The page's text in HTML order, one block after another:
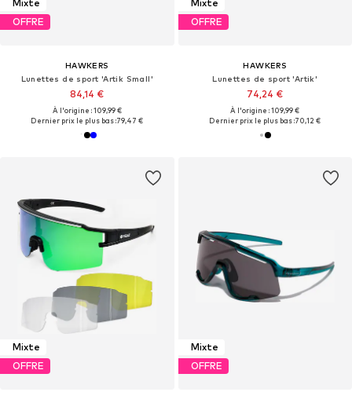
Mixte
OFFRE
HAWKERS
Lunettes de sport 'Artik Small'
84,14 €
À l'origine : 109,99 €
Dernier prix le plus bas :79,47 €
Mixte
OFFRE
HAWKERS
Lunettes de sport 'Artik'
74,24 €
À l'origine : 109,99 €
Dernier prix le plus bas :70,12 €
Mixte
OFFRE
Mixte
OFFRE